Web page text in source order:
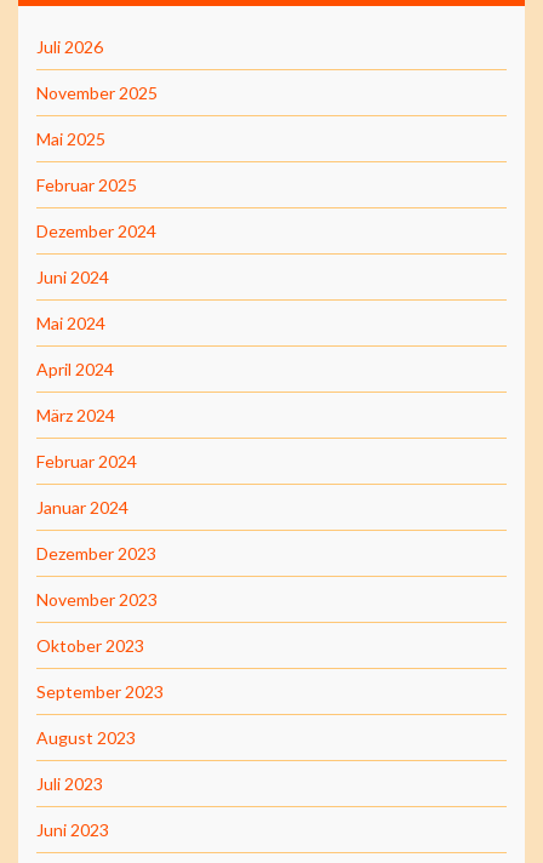
Juli 2026
November 2025
Mai 2025
Februar 2025
Dezember 2024
Juni 2024
Mai 2024
April 2024
März 2024
Februar 2024
Januar 2024
Dezember 2023
November 2023
Oktober 2023
September 2023
August 2023
Juli 2023
Juni 2023